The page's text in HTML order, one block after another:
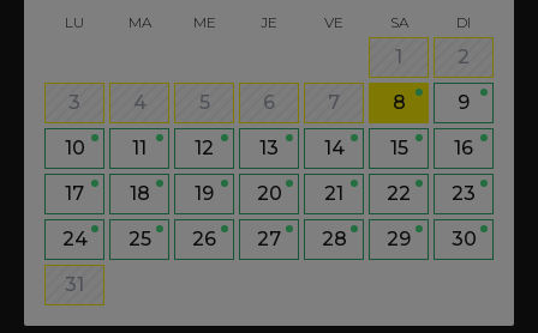
LU MA ME JE VE SA DI
1
2
3
4 5 6 7 8
9
10
11 12 13 14 15
16
17
18 19 20 21 22
23
24
25 26 27 28 29
30
31